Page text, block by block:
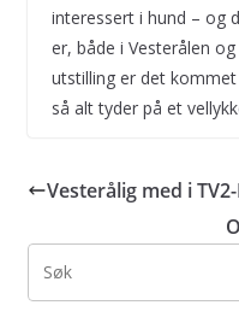
interessert i hund – og
er, både i Vesterålen
utstilling er det
så alt tyder på et
Vesterålig med i